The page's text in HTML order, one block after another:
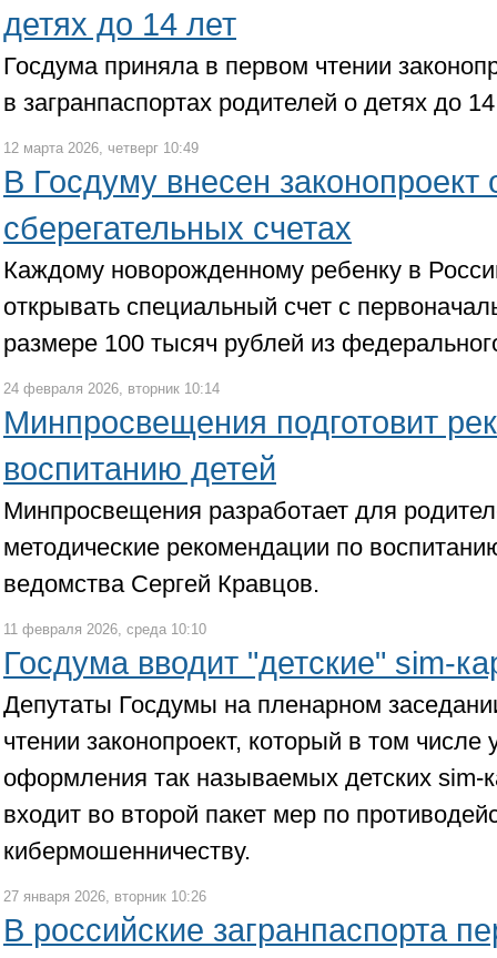
детях до 14 лет
Госдума приняла в первом чтении
в загранпаспортах родителей о детях до
12 марта 2026, четверг 10:49
В Госдуму внесен законопроект
сберегательных счетах
Каждому новорожденному ребенку в
открывать специальный счет с
размере 100 тысяч рублей из
24 февраля 2026, вторник 10:14
Минпросвещения подготовит
воспитанию детей
Минпросвещения разработает для
методические рекомендации по
ведомства Сергей Кравцов.
11 февраля 2026, среда 10:10
Госдума вводит "детские" sim-
Депутаты Госдумы на пленарном
чтении законопроект, который в том
оформления так называемых детских sim-
входит во второй пакет мер по
кибермошенничеству.
27 января 2026, вторник 10:26
В российские загранпаспорта